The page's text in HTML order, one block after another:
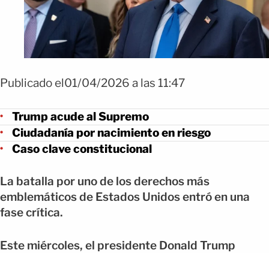
Publicado el01/04/2026 a las 11:47
Trump acude al Supremo
Ciudadanía por nacimiento en riesgo
Caso clave constitucional
La batalla por uno de los derechos más
emblemáticos de Estados Unidos entró en una
fase crítica.
Este miércoles, el presidente Donald Trump